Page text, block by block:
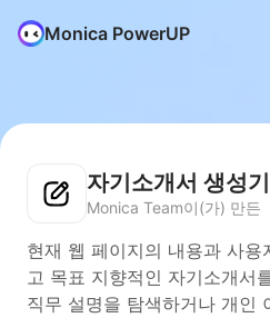
Monica PowerUP
자기소개서 생성기
Monica Team이(가) 만든
현재 웹 페이지의 내용과 사용
고 목표 지향적인 자기소개서
직무 설명을 탐색하거나 개인